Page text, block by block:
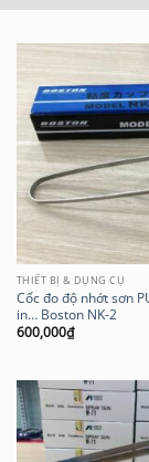
THIẾT BỊ & DỤNG CỤ
Cốc đo độ nhớt sơn
in… Boston NK-2
600,000₫